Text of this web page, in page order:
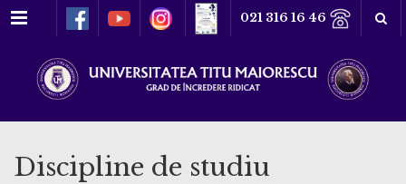
Meniu 021 316 16 46
Discipline de studiu